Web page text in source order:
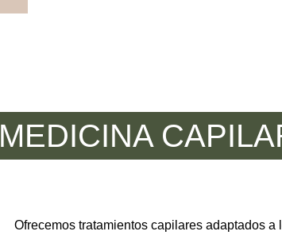
MEDICINA
Ofrecemos tratamientos capilares adaptados